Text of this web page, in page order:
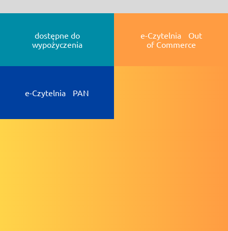
dostępne do
wypożyczenia
e-Czytelnia Out
of Commerce
e-Czytelnia PAN